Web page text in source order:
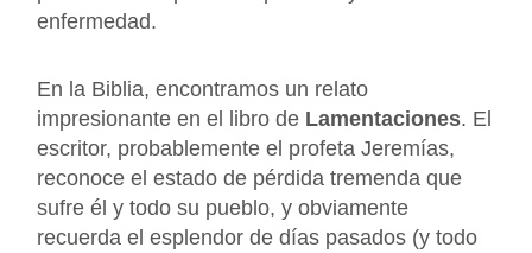
enfermedad.
En la Biblia, encontramos un relato
impresionante en el libro de Lamentaciones. El
escritor, probablemente el profeta Jeremías,
reconoce el estado de pérdida tremenda que
sufre él y todo su pueblo, y obviamente
recuerda el esplendor de días pasados (y todo